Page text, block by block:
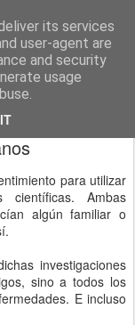
its services
user-agent are
and security
usage
conceptos y reflexiones sobre la sociedad de la información
como
para utilizar
Ambas
algún familiar o
investigaciones
sino a todos los
E incluso